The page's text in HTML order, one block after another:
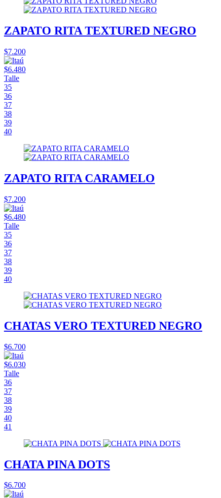
ZAPATO RITA TEXTURED NEGRO
$7.200
$6.480
Talle
35
36
37
38
39
40
ZAPATO RITA CARAMELO
$7.200
$6.480
Talle
35
36
37
38
39
40
CHATAS VERO TEXTURED NEGRO
$6.700
$6.030
Talle
36
37
38
39
40
41
CHATA PINA DOTS
$6.700